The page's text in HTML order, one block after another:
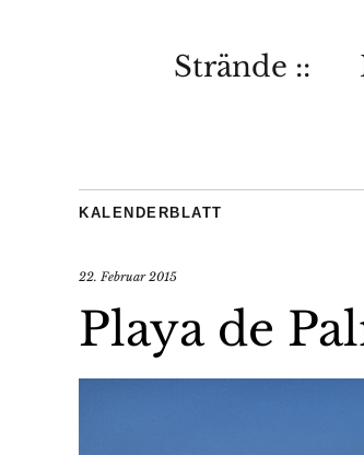
Strände ::
KALENDERBLATT
22. Februar 2015
Playa de